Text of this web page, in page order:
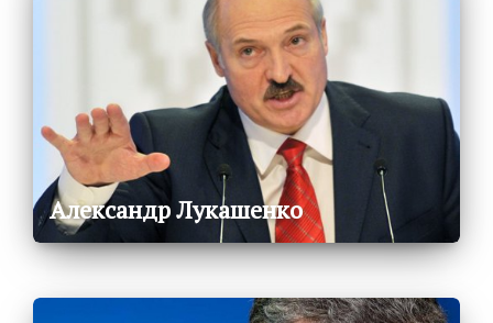
Александр Лукашенко